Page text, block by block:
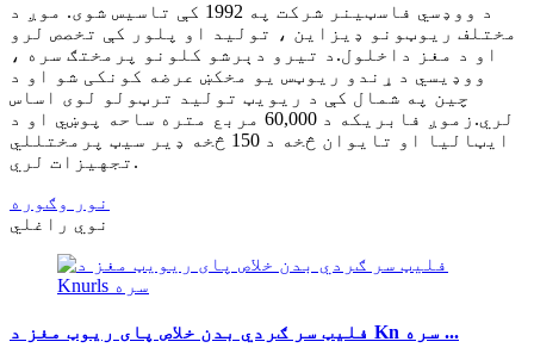
د ووډسي فاسټینر شرکت په 1992 کې تاسیس شوی. موږ د
مختلف ریوټونو ډیزاین ، تولید او پلور کې تخصص لرو
او د مغز داخلول.د تیرو دېرشو کلونو پرمختګ سره ،
ووډیسي د ړندو ریوټس یو مخکښ عرضه کونکی شو او د
چین په شمال کې د ریویټ تولید ترټولو لوی اساس
لري.زموږ فابریکه د 60,000 مربع متره ساحه پوښي او د
ایټالیا او تایوان څخه د 150 څخه ډیر سیټ پرمختللي
تجهیزات لري.
نور وګوره
نوي راغلي
فلیټ سر ګردي بدن خلاص پای ریوټ مغز د Kn سره ...